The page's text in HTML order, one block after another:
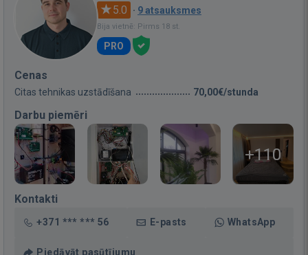
5.0 · 9 atsauksmes
Bija vietnē: Pirms 18 st.
PRO
Cenas
Citas tehnikas uzstādīšana 70,00€/stunda
Darbu piemēri
+110
Kontakti
+371 *** *** 56 E-pasts WhatsApp
Piedāvāt pasūtījumu